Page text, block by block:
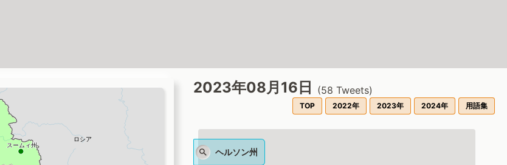
2023年08月16日 (58 Tweets)
TOP 2022年 2023年 2024年 用語集
ヘルソン州